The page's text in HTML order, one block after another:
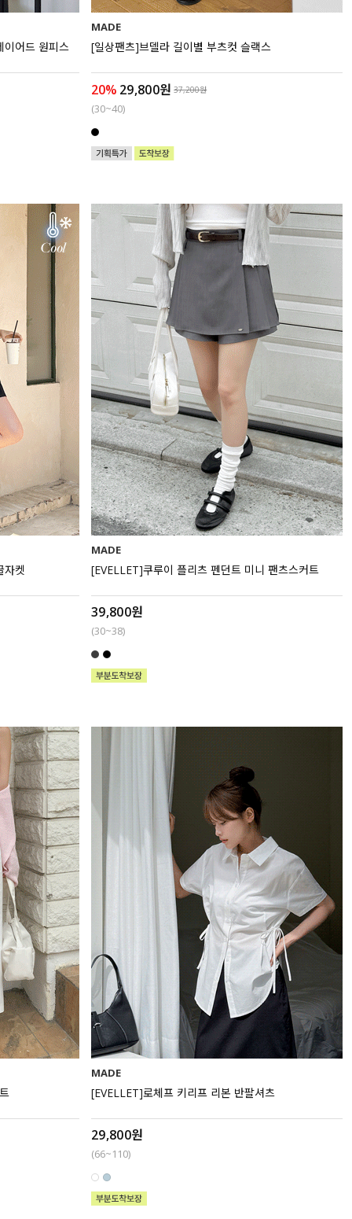
이어드 원피스
MADE
[일상팬츠]브델라 길이별 부츠컷 슬랙스
20% 29,800원 37,200원
(30~40)
자켓
MADE
[EVELLET]쿠루이 플리츠 펜던트 미니 팬츠스커트
39,800원
(30~38)
MADE
[EVELLET]로체프 키리프 리본 반팔셔츠
29,800원
(66~110)